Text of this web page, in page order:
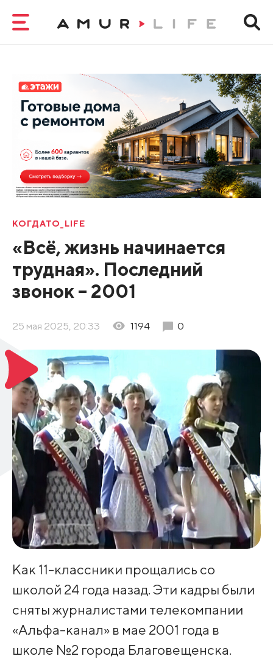
КОГДАТО_LIFE
«Всё, жизнь начинается
трудная». Последний
звонок – 2001
25 мая 2025, 20:33 1194 0
Как 11-классники прощались со
школой 24 года назад. Эти кадры были
сняты журналистами телекомпании
«Альфа-канал» в мае 2001 года в
школе №2 города Благовещенска.